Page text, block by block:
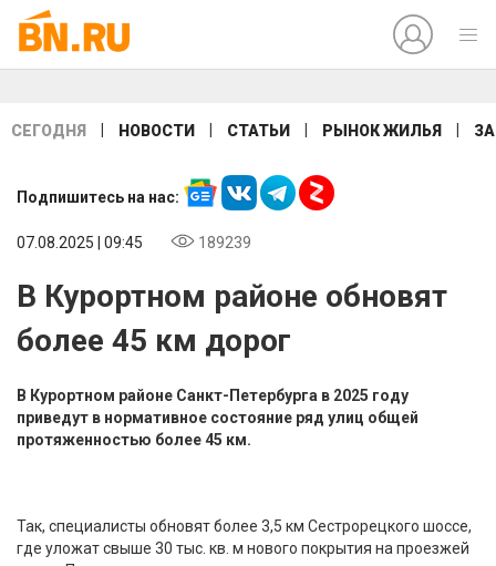
СЕГОДНЯ НОВОСТИ СТАТЬИ РЫНОК ЖИЛЬЯ
Подпишитесь на нас:
07.08.2025 | 09:45 189239
В Курортном районе обновят
более 45 км дорог
В Курортном районе Санкт-Петербурга в 2025 году
приведут в нормативное состояние ряд улиц общей
протяженностью более 45 км.
Так, специалисты обновят более 3,5 км Сестрорецкого шоссе,
где уложат свыше 30 тыс. кв. м нового покрытия на проезжей